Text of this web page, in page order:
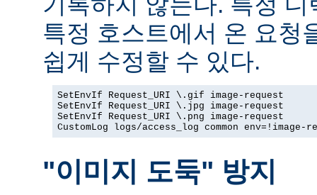
특정 호스트에서 온 요청
쉽게 수정할 수 있다.
SetEnvIf Request_URI \.gif image-request
SetEnvIf Request_URI \.jpg image-request
SetEnvIf Request_URI \.png image-request
CustomLog logs/access_log common env=!image-
"이미지 도둑" 방지